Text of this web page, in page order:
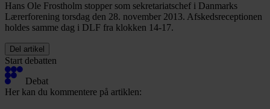
Hans Ole Frostholm stopper som sekretariatschef i Danmarks
Lærerforening torsdag den 28. november 2013. Afskedsreceptionen
holdes samme dag i DLF fra klokken 14-17.
Del artikel
Start debatten
Debat
Her kan du kommentere på artiklen: